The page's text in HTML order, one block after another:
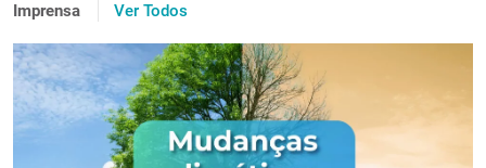
Imprensa Ver Todos